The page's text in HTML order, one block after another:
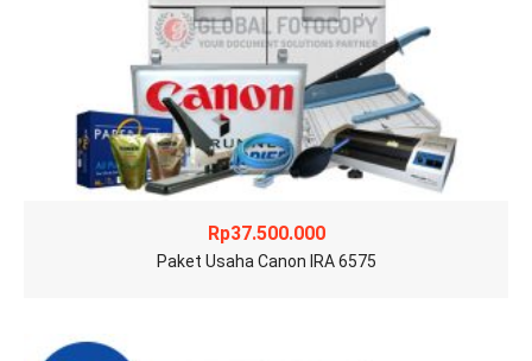
Rp37.500.000
Paket Usaha Canon IRA 6575